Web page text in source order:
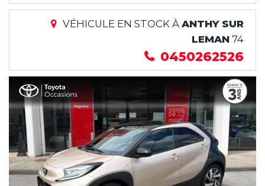
VÉHICULE EN STOCK À ANTHY SUR
LEMAN 74
0450262526